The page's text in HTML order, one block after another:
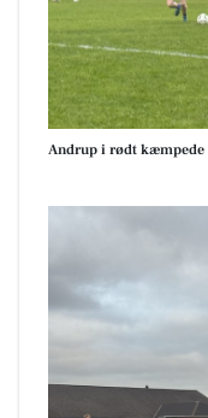
Andrup i rødt